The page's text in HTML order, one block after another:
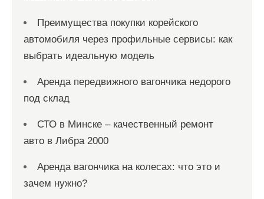
Преимущества покупки корейского
автомобиля через профильные сервисы: как
выбрать идеальную модель
Аренда передвижного вагончика недорого
под склад
СТО в Минске – качественный ремонт
авто в Либра 2000
Аренда вагончика на колесах: что это и
зачем нужно?